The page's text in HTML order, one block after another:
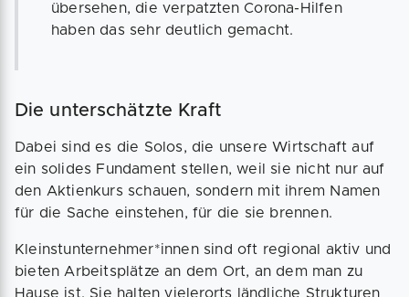
übersehen, die verpatzten Corona-Hilfen
haben das sehr deutlich gemacht.
Die unterschätzte Kraft
Dabei sind es die Solos, die unsere Wirtschaft auf
ein solides Fundament stellen, weil sie nicht nur auf
den Aktienkurs schauen, sondern mit ihrem Namen
für die Sache einstehen, für die sie brennen.
Kleinstunternehmer*innen sind oft regional aktiv und
bieten Arbeitsplätze an dem Ort, an dem man zu
Hause ist. Sie halten vielerorts ländliche Strukturen